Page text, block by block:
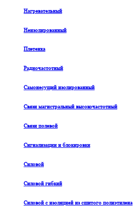
Нагревательный
Неизолированный
Плетенка
Радиочастотный
Самонесущий изолированный
Связи магистральный высокочастотный
Связи полевой
Сигнализации и блокировки
Силовой
Силовой гибкий
Силовой с изоляцией из сшитого полиэтилена